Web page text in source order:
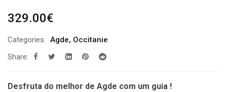
329.00€
Categories: Agde, Occitanie
Share:
Desfruta do melhor de Agde com um guia !